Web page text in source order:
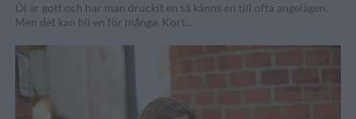
Öl är gott och har man druckit en så känns en till ofta angelägen.
Men det kan bli en för många. Kort...